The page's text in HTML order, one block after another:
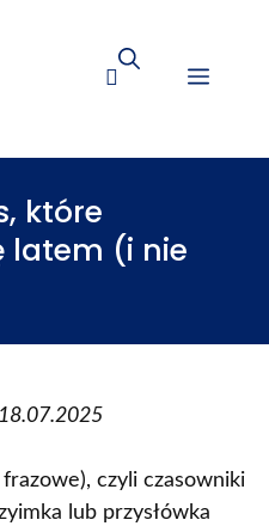
które
latem (i nie
czyli czasowniki
lub przysłówka